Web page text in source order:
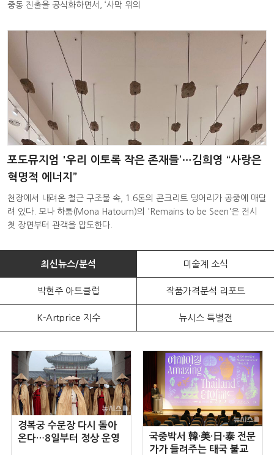
중동 진출을 공식화하면서, ‘사막 위의
포도뮤지엄 '우리 이토록 작은 존재들’…김희영 “사랑은
혁명적 에너지”
천장에서 내려온 철근 구조물 속, 1.6톤의 콘크리트 덩어리가 공중에 매달
려 있다. 모나 하툼(Mona Hatoum)의 'Remains to be Seen'은 전시
첫 장면부터 관객을 압도한다.
최신뉴스/분석 미술계 소식
박현주 아트클럽 작품가격분석 리포트
K-Artprice 지수 뉴시스 특별전
경복궁 수문장 다시 돌아
온다…8일부터 정상 운영
국중박서 韓·美·日·泰 전문
가가 들려주는 태국 불교